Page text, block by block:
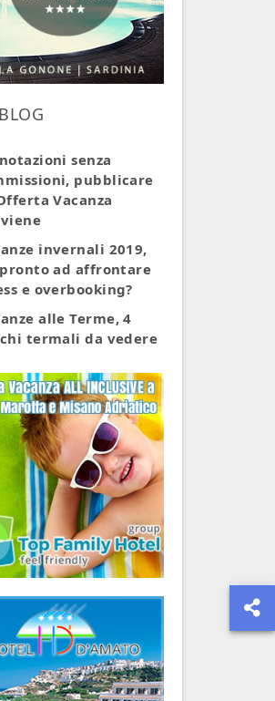
senza
pubblicare
Vacanza
invernali 2019,
ad affrontare
e overbooking?
alle Terme, 4
termali da vedere